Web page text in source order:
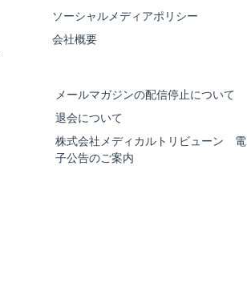
ソーシャルメディアポリシー
会社概要
メールマガジンの配信停止について
退会について
株式会社メディカルトリビューン 電
子公告のご案内